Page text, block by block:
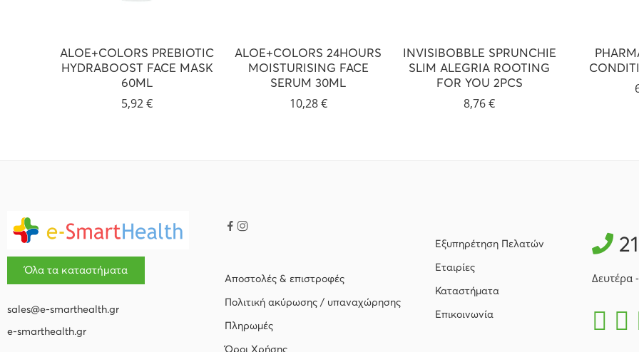
ALOE+COLORS PREBIOTIC
HYDRABOOST FACE MASK
60ML
5,92€
ALOE+COLORS 24HOURS
MOISTURISING FACE
SERUM 30ML
10,28€
INVISIBOBBLE SPRUNCHIE
SLIM ALEGRIA ROOTING
FOR YOU 2PCS
8,76€
Όλα τα καταστήματα
sales@e-smarthealth.gr
e-smarthealth.gr
Αποστολές & επιστροφές
Πολιτική ακύρωσης / υπαναχώρησης
Πληρωμές
Εξυπηρέτηση Πελατών
Εταιρίες
Καταστήματα
Επικοινωνία
Δευτέρα